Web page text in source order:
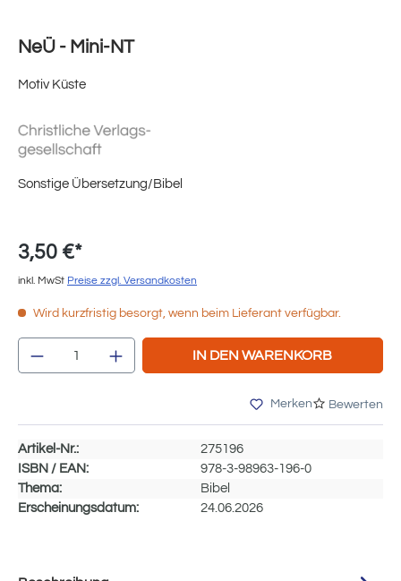
NeÜ - Mini-NT
Motiv Küste
Sonstige Übersetzung/Bibel
3,50 €*
inkl. MwSt Preise zzgl. Versandkosten
Wird kurzfristig besorgt, wenn beim Lieferant verfügbar.
Produkt Anzahl: Gib den gewünschten
IN DEN WARENKORB
Merken Bewerten
Artikel-Nr.:
275196
ISBN / EAN:
978-3-98963-196-0
Thema:
Bibel
Erscheinungsdatum:
24.06.2026